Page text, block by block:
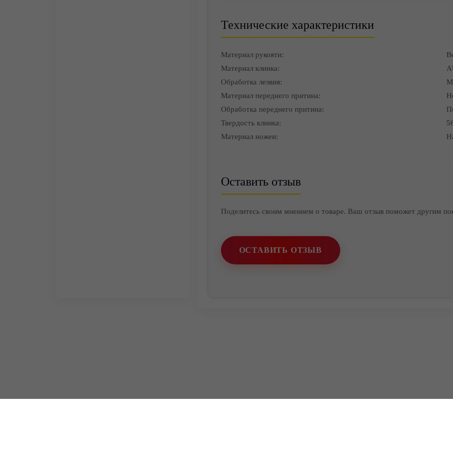
Технические характеристики
Материал рукояти:
Материал клинка:
Обработка лезвия:
Материал переднего притина:
Обработка переднего притина:
Твердость клинка:
Материал ножен:
Оставить отзыв
Поделитесь своим мнением о товаре. Ваш отзыв поможет другим
ОСТАВИТЬ ОТЗЫВ